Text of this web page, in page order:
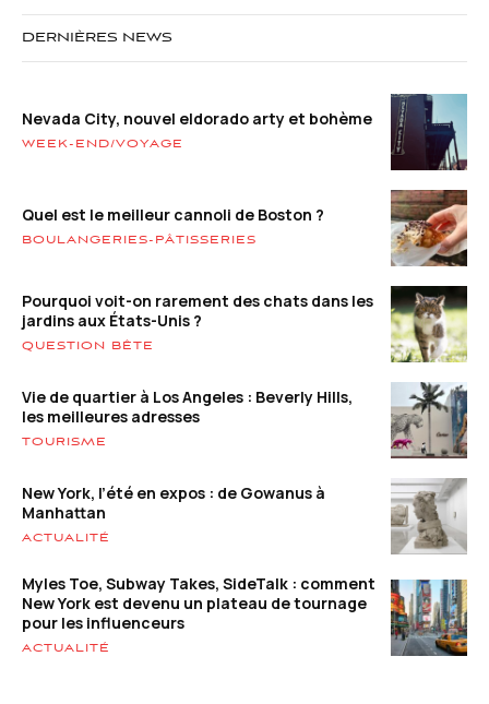
DERNIÈRES NEWS
Nevada City, nouvel eldorado arty et bohème
WEEK-END/VOYAGE
Quel est le meilleur cannoli de Boston ?
BOULANGERIES-PÂTISSERIES
Pourquoi voit-on rarement des chats dans les
jardins aux États-Unis ?
QUESTION BÊTE
Vie de quartier à Los Angeles : Beverly Hills,
les meilleures adresses
TOURISME
New York, l’été en expos : de Gowanus à
Manhattan
ACTUALITÉ
Myles Toe, Subway Takes, SideTalk : comment
New York est devenu un plateau de tournage
pour les influenceurs
ACTUALITÉ